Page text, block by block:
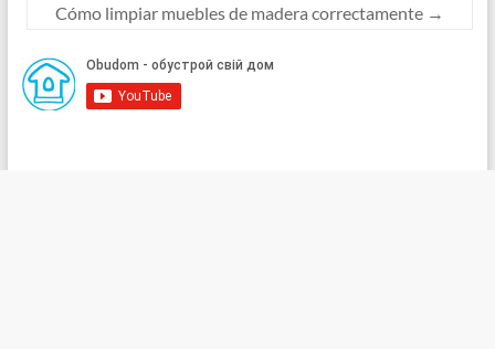
Cómo limpiar muebles de madera correctamente →